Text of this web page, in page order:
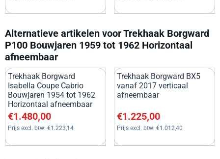
Alternatieve artikelen voorTrekhaak Borgward
P100 Bouwjaren 1959 tot 1962 Horizontaal
afneembaar
Trekhaak Borgward
Isabella Coupe Cabrio
Bouwjaren 1954 tot 1962
Horizontaal afneembaar
Prijs: 1 480,00, exclusief btw: 1 223,14
€1.480,00
Prijs excl. btw: €1.223,14
Trekhaak Borgward BX5
vanaf 2017 verticaal
afneembaar
Prijs: 1 225,00, exclusief btw:
€1.225,00
Prijs excl. btw: €1.012,40